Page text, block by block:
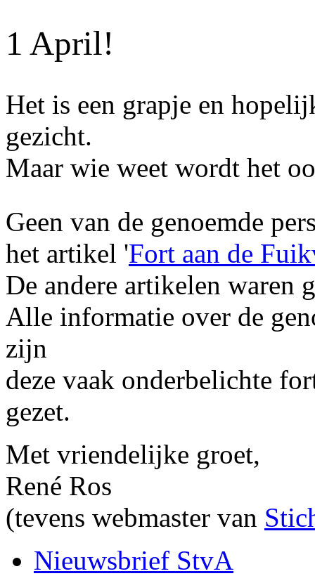
1 April!
Het is een grapje en
gezicht.
Maar wie weet wordt het
Geen van de genoemde
het artikel 'Fort aan de
De andere artikelen waren
Alle informatie over de
zijn
deze vaak onderbelichte
gezet.
Met vriendelijke groet,
René Ros
(tevens webmaster van
Nieuwsbrief StvA